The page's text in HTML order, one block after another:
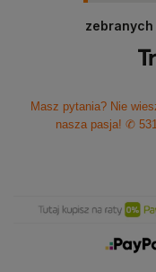
Masz pytania? Nie
nasza pasja! ✆